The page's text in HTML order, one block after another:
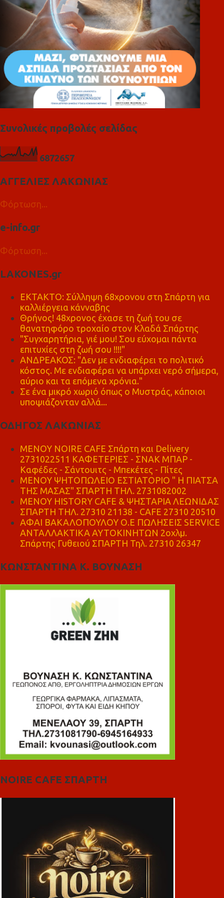
Συνολικές προβολές σελίδας
6872657
ΑΓΓΕΛΙΕΣ ΛΑΚΩΝΙΑΣ
Φόρτωση...
e-info.gr
Φόρτωση...
LAKONES.gr
ΕΚΤΑΚΤΟ: Σύλληψη 68χρονου στη Σπάρτη για
καλλιέργεια κάνναβης
Θρήνος! 48χρονος έχασε τη ζωή του σε
θανατηφόρο τροχαίο στον Κλαδά Σπάρτης
"Συγχαρητήρια, γιέ μου! Σου εύχομαι πάντα
επιτυχίες στη ζωή σου !!!!"
ΑΝΔΡΕΑΚΟΣ: "Δεν με ενδιαφέρει το πολιτικό
κόστος. Με ενδιαφέρει να υπάρχει νερό σήμερα,
αύριο και τα επόμενα χρόνια."
Σε ένα μικρό χωριό όπως ο Μυστράς, κάποιοι
υποψιάζονταν αλλά...
ΟΔΗΓΟΣ ΛΑΚΩΝΙΑΣ
MENOY NOIRE CAFE Σπάρτη και Delivery
2731022511 ΚΑΦΕΤΕΡΙΕΣ - ΣΝΑΚ ΜΠΑΡ -
Καφέδες - Σάντουιτς - Μπεκέτες - Πίτες
ΜΕΝΟΥ ΨΗΤΟΠΩΛΕΙΟ ΕΣΤΙΑΤΟΡΙΟ " Η ΠΙΑΤΣΑ
ΤΗΣ ΜΑΣΑΣ" ΣΠΑΡΤΗ ΤΗΛ. 2731082002
ΜΕΝΟΥ HISTORY CAFE & ΨΗΣΤΑΡΙΑ ΛΕΩΝΙΔΑΣ
ΣΠΑΡΤΗ ΤΗΛ. 27310 21138 - CAFE 27310 20510
ΑΦΑΙ ΒΑΚΑΛΟΠΟΥΛΟΥ Ο.Ε ΠΩΛΗΣΕΙΣ SERVICE
ΑΝΤΑΛΛΑΚΤΙΚΑ ΑΥΤΟΚΙΝΗΤΩΝ 2οχλμ.
Σπάρτης Γυθειού ΣΠΑΡΤΗ Τηλ. 27310 26347
ΚΩΝΣΤΑΝΤΙΝΑ Κ. ΒΟΥΝΑΣΗ
NOIRE CAFE ΣΠΑΡΤΗ